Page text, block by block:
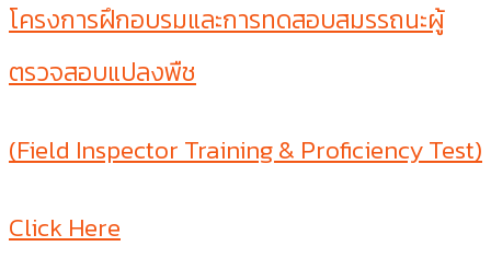
โครงการฝึกอบรมและการทดสอบสมรรถนะผู้
ตรวจสอบแปลงพืช
(Field Inspector Training & Proficiency Test)
Click Here